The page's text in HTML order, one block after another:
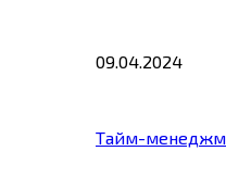
09.04.2024
Тайм-